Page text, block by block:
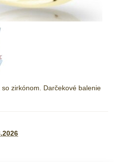
zirkónom. Darčekové balenie